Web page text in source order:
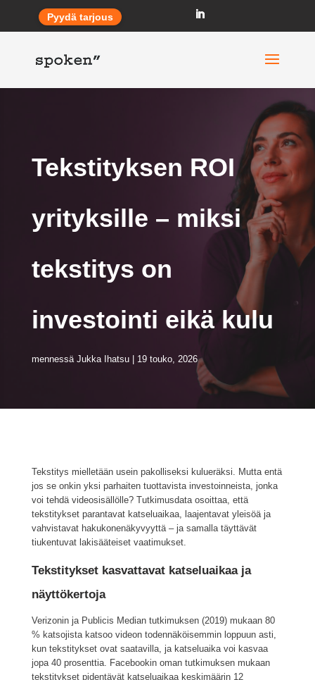
Pyydä tarjous
Tekstityksen ROI
yrityksille – miksi
tekstitys on
investointi eikä kulu
mennessä Jukka Ihatsu 19 touko, 2026
Tekstitys mielletään usein pakolliseksi kulueräksi. Mutta entä
jos se onkin yksi parhaiten tuottavista investoinneista, jonka
voi tehdä videosisällölle? Tutkimusdata osoittaa, että
tekstitykset parantavat katseluaikaa, laajentavat yleisöä ja
vahvistavat hakukonenäkyvyyttä – ja samalla täyttävät
tiukentuvat lakisääteiset vaatimukset.
Tekstitykset kasvattavat katseluaikaa ja
näyttökertoja
Verizonin ja Publicis Median tutkimuksen (2019) mukaan 80
% katsojista katsoo videon todennäköisemmin loppuun asti,
kun tekstitykset ovat saatavilla, ja katseluaika voi kasvaa
jopa 40 prosenttia. Facebookin oman tutkimuksen mukaan
tekstitykset pidentävät katseluaikaa keskimäärin 12